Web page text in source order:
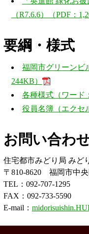
（R7.6.6）（PDF：
要綱・様式
福岡市グリーンビ
244KB）
各種様式（ワード
役員名簿（エクセ
お問い合わ
住宅都市みどり局 みど
〒810-8620 福岡市中
TEL：092-707-1295
FAX：092-733-5590
E-mail：